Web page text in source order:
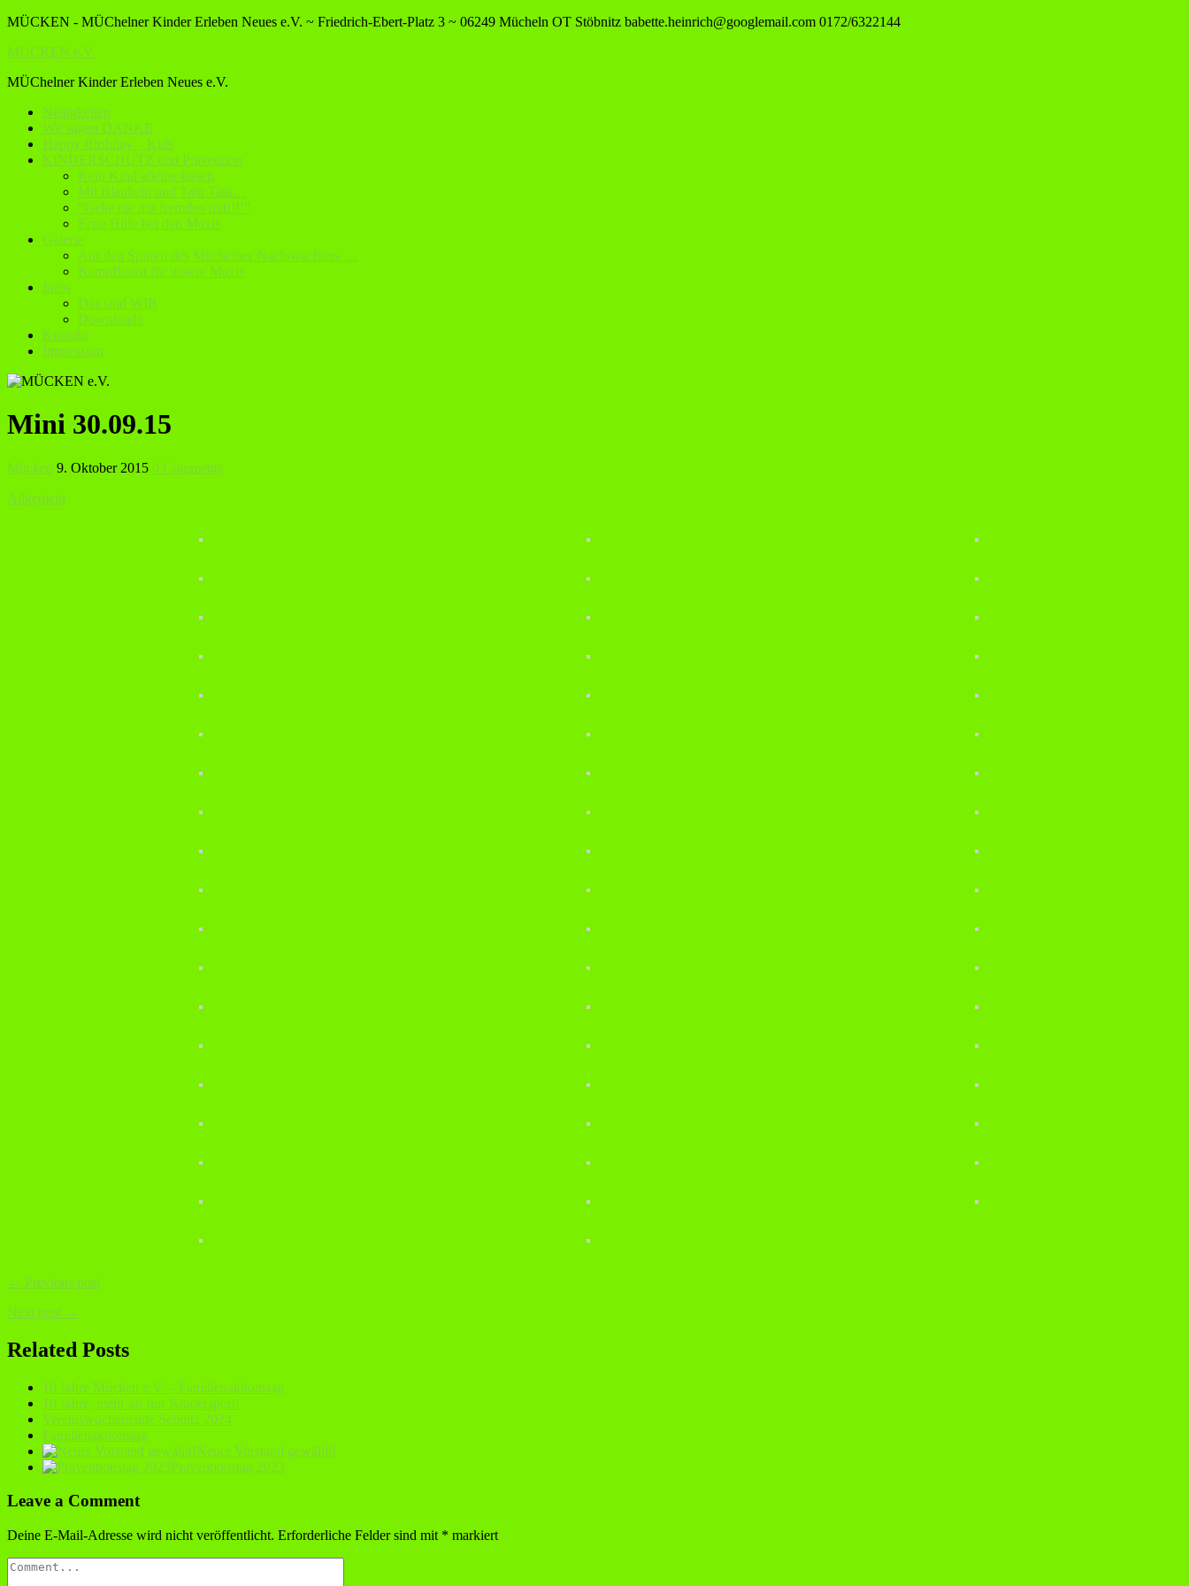
MÜCKEN - MÜChelner Kinder Erleben Neues e.V. ~ Friedrich-Ebert-Platz 3 ~ 06249 Mücheln OT Stöbnitz babette.heinrich@googlemail.com 0172/6322144
MÜCKEN e.V.
MÜChelner Kinder Erleben Neues e.V.
Neuigkeiten
Wir sagen DANKE
Happy Birthday – Kids
KINDERSCHUTZ und Prävention
Kein Kind alleine lassen
Mit Blaulicht und Tatü Tata…
“Gehe nie mit fremden mit!!!!”
Erste Hilfe bei den Maxis
Galerie
Auf den Spuren des Müchelner Nachtwächters …
Kampfkunst für unsere Maxis
Infos
Das sind WIR
Downloads
Kontakt
Impressum
Mini 30.09.15
Mücken 9. Oktober 2015 0 Comments
Allgemein
← Previous post
Next post →
Related Posts
10 Jahre Mücken e.V. – Familienaktionstag
10 Jahre, mehr als nur Kindersport!
Vereinswochenende Sebnitz 2024
Familienaktionstag
Neuer Vorstand gewählt!
Präventionstag 2023
Leave a Comment
Deine E-Mail-Adresse wird nicht veröffentlicht. Erforderliche Felder sind mit * markiert